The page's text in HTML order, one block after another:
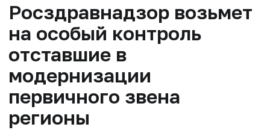
Росздравнадзор возьмет
на особый контроль
отставшие в
модернизации
первичного звена
регионы